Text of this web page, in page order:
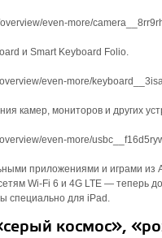
и Smart Keyboard Folio.
камер, мониторов и других
приложениями и играми из
Wi‑Fi 6 и 4G LTE — теперь
специально для iPad.
космос»,